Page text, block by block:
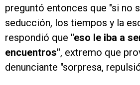
preguntó entonces que "si no
seducción, los tiempos y la
respondió que "eso le iba a
encuentros", extremo que
denunciante "sorpresa,